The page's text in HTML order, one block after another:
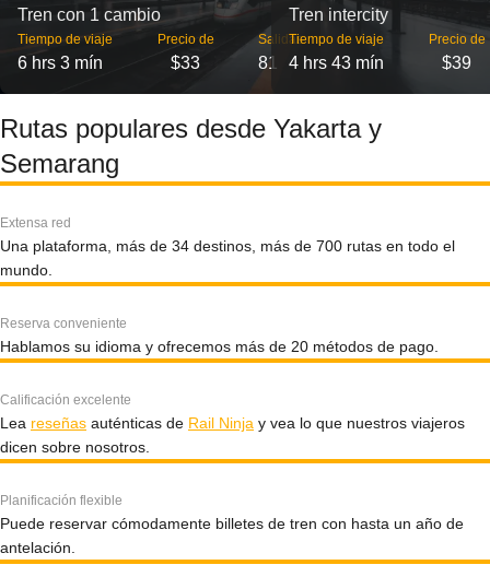
Tren con 1 cambio
Tiempo de viaje
6 hrs 3 mín
Precio de
$33
Salidas
81
Tren intercity
Tiempo de viaje
4 hrs 43 mín
Precio de
$39
Rutas populares desde Yakarta y
Semarang
Extensa red
Una plataforma, más de 34 destinos, más de 700 rutas en todo el
mundo.
Reserva conveniente
Hablamos su idioma y ofrecemos más de 20 métodos de pago.
Calificación excelente
Lea reseñas auténticas de Rail Ninja y vea lo que nuestros viajeros
dicen sobre nosotros.
Planificación flexible
Puede reservar cómodamente billetes de tren con hasta un año de
antelación.